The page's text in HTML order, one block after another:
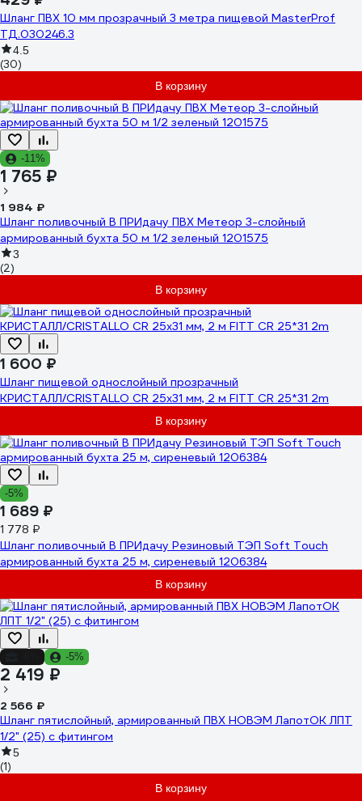
Шланг ПВХ 10 мм прозрачный 3 метра пищевой MasterProf
ТД.030246.3
4.5
(30)
В корзину
-11%
1 765 ₽
1 984 ₽
Шланг поливочный В ПРИдачу ПВХ Метеор 3-слойный
армированный бухта 50 м 1/2 зеленый 1201575
3
(2)
В корзину
1 600 ₽
Шланг пищевой однослойный прозрачный
КРИСТАЛЛ/CRISTALLO CR 25х31 мм, 2 м FITT CR 25*31 2m
В корзину
-5%
1 689 ₽
1 778 ₽
Шланг поливочный В ПРИдачу Резиновый ТЭП Soft Touch
армированный бухта 25 м, сиреневый 1206384
В корзину
-5%
2 419 ₽
2 566 ₽
Шланг пятислойный, армированный ПВХ НОВЭМ ЛапотОК ЛПТ
1/2" (25) с фитингом
5
(1)
В корзину